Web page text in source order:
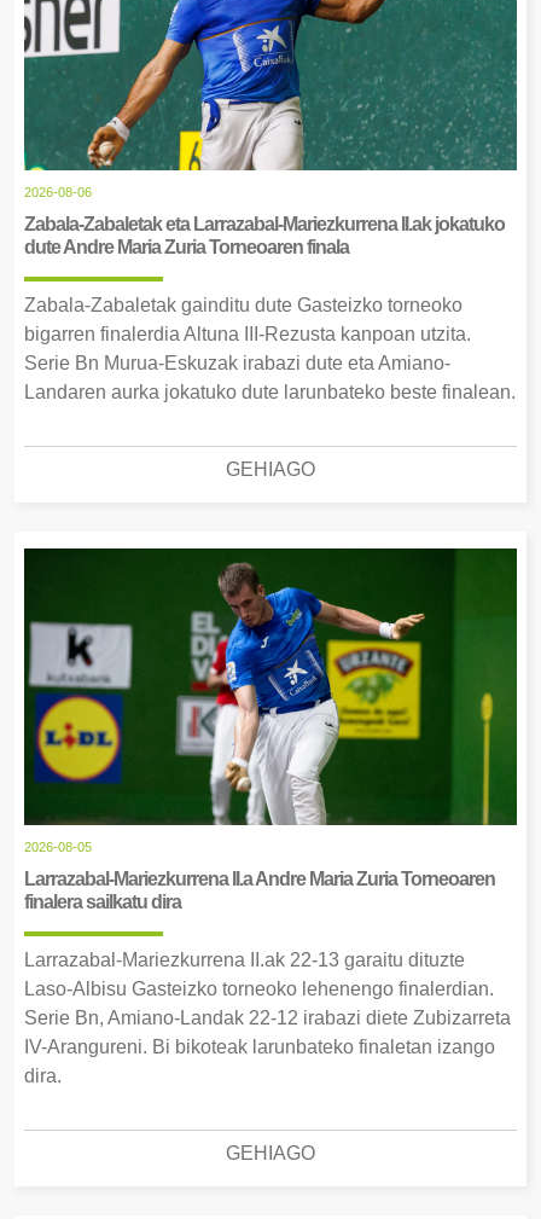
2026-08-06
Zabala-Zabaletak eta Larrazabal-Mariezkurrena II.ak jokatuko
dute Andre Maria Zuria Torneoaren finala
Zabala-Zabaletak gainditu dute Gasteizko torneoko
bigarren finalerdia Altuna III-Rezusta kanpoan utzita.
Serie Bn Murua-Eskuzak irabazi dute eta Amiano-
Landaren aurka jokatuko dute larunbateko beste finalean.
GEHIAGO
2026-08-05
Larrazabal-Mariezkurrena II.a Andre Maria Zuria Torneoaren
finalera sailkatu dira
Larrazabal-Mariezkurrena II.ak 22-13 garaitu dituzte
Laso-Albisu Gasteizko torneoko lehenengo finalerdian.
Serie Bn, Amiano-Landak 22-12 irabazi diete Zubizarreta
IV-Arangureni. Bi bikoteak larunbateko finaletan izango
dira.
GEHIAGO